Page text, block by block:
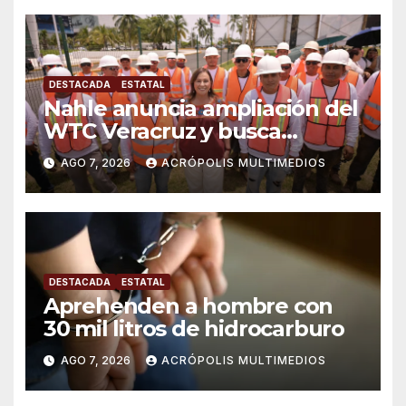
DESTACADA ESTATAL
Nahle anuncia ampliación del
WTC Veracruz y busca
solución para ingenio en crisis
AGO 7, 2026 ACRÓPOLIS MULTIMEDIOS
DESTACADA ESTATAL
Aprehenden a hombre con
30 mil litros de hidrocarburo
AGO 7, 2026 ACRÓPOLIS MULTIMEDIOS